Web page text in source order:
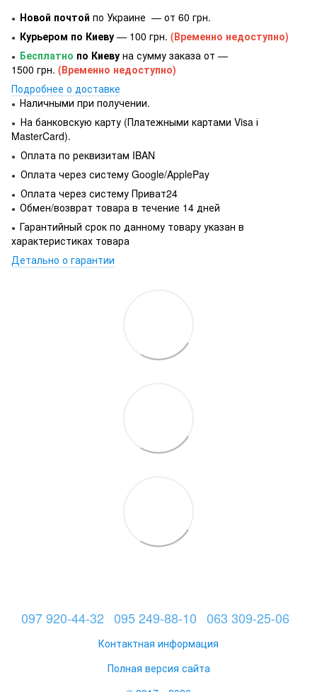
● Новой почтой по Украине — от 60 грн.
● Курьером по Киеву — 100 грн. (Временно недоступно)
● Бесплатно по Киеву на сумму заказа от —
1500 грн. (Временно недоступно)
Подробнее о доставке
● Наличными при получении.
● На банковскую карту (Платежными картами Visa і
MasterCard).
● Оплата по реквизитам IBAN
● Оплата через систему Google/ApplePay
● Оплата через систему Приват24
● Обмен/возврат товара в течение 14 дней
● Гарантийный срок по данному товару указан в
характеристиках товара
Детально о гарантии
097 920-44-32 095 249-88-10 063 309-25-06
Контактная информация
Полная версия сайта